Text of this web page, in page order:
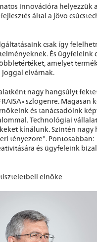
innovációra helyezzük
által a jövo
csak így
És ügyfeleink
amelyet
elvárnak.
nagy hangsúlyt
szlogenre. Magasan
és tanácsadóink
Technológiai
kínálunk. Szintén nagy
tényezore". Pontosabban:
és ügyfeleink
elnöke